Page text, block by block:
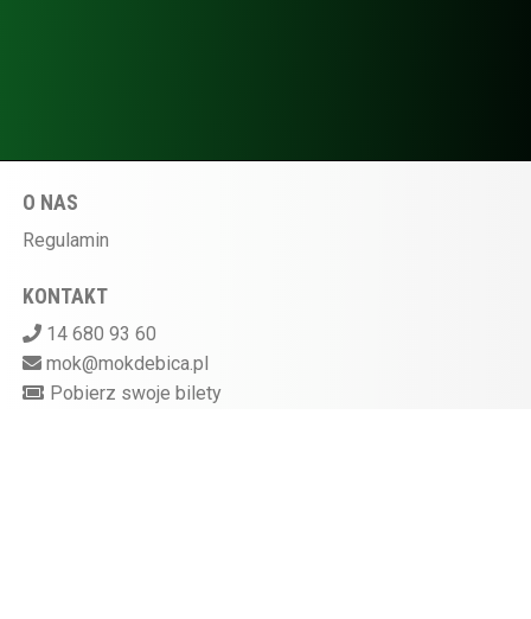
O NAS
Regulamin
KONTAKT
14 680 93 60
mok@mokdebica.pl
Pobierz swoje bilety